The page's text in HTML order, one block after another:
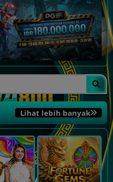
Lihat lebih banyak